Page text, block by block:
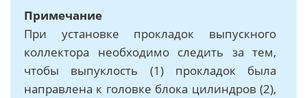
Примечание
При установке прокладок выпускного
коллектора необходимо следить за тем,
чтобы выпуклость (1) прокладок была
направлена к головке блока цилиндров (2),